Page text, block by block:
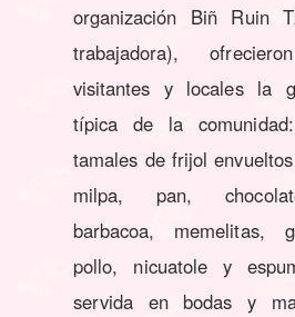
organización Biñ Ruin
trabajadora),
visitantes y locales la
típica de la
tamales de frijol
milpa, pan,
barbacoa, memelitas,
pollo, nicuatole y
servida en bodas y